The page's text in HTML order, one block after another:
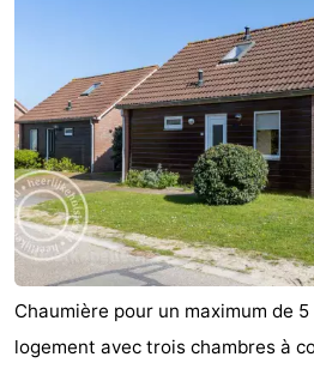
Chaumière pour un maximum de
logement avec trois chambres à